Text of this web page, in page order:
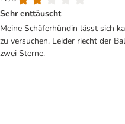
Sehr enttäuscht
Meine Schäferhündin lässt sich
zu versuchen. Leider riecht der
zwei Sterne.